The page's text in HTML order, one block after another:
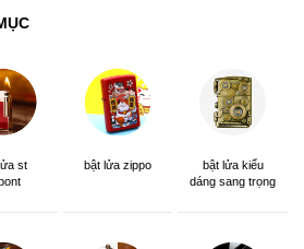
st
bật lửa zippo
bật lửa kiểu
dáng sang trọng